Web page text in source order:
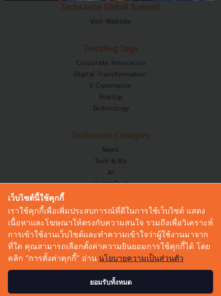
Techsauce Global Summit
Visit Website
Trending Tags
Corporate Innovation
Digital Transformation
E-Commerce
Startup
Technology
Techsauce Category
News
Tech & Biz
AI
HealthTech
Corp Innov
Saucy Thoughts
Sustainable
Videos
Podcast
เว็บไซต์นี้ใช้คุกกี้
เราใช้คุกกี้เพื่อเพิ่มประสบการณ์ที่ดีในการใช้เว็บไซต์ แสดง
เนื้อหาและโฆษณาให้ตรงกับความสนใจ รวมถึงเพื่อวิเคราะห์
การเข้าใช้งานเว็บไซต์และทำความเข้าใจว่าผู้ใช้งานมาจาก
ที่ใด คุณสามารถเลือกตั้งค่าความยินยอมการใช้คุกกี้ได้ โดย
คลิก “การตั้งค่าคุกกี้” อ่าน นโยบายความเป็นส่วนตัว
ยอมรับทั้งหมด